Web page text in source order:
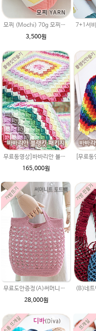
모찌 (Mochi) 70g 모찌실/인형실/소품실/리틀모찌 가방뜨기/러그뜨기/매트뜨기/뜨개실 브릿지실/솜뜨개실/코나실 왕모찌실
3,500원
무료동영상]바바리안 블랭킷 DIY 재료 패키지(재료만 보내드리는 상품입니다.) 에이미울 털실로 제작. 북유럽스타일 코바늘 블랭킷 도안 동영상 첨부
165,000원
무료도안증정(A)써머니트 토트백 패키지 (종이도안+ ★다올한지 4타래)/코바늘가방/여름니트백 니트백 여름가방
28,000원